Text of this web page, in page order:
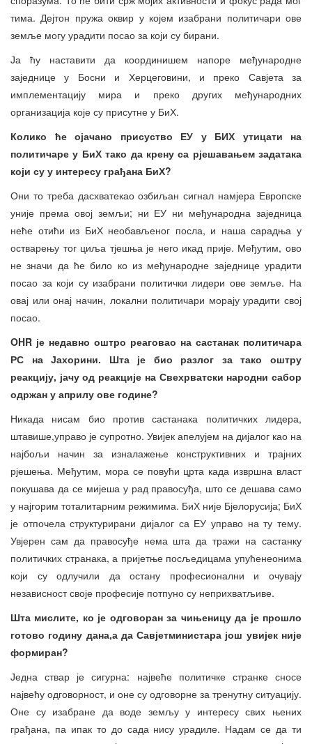
тима. Дејтон пружа оквир у којем изабрани политичари ове
земље могу урадити посао за који су бирани.
Ја ћу наставити да координишем напоре међународне
заједнице у Босни и Херцеговини, и преко Савјета за
имплементацију мира и преко других међународних
организација које су присутне у БиХ.
Колико ће ојачано присуство ЕУ у БИХ утицати на
политичаре у БиХ тако да крену са рјешавањем задатака
који су у интересу грађана БиХ?
Они то треба дасхватекао озбиљан сигнал намјера Европске
уније према овој земљи; ни ЕУ ни међународна заједница
неће отићи из БиХ необављеног посла, и наша сарадња у
остварењу тог циља тјешња је него икад прије. Међутим, ово
не значи да ће било ко из међународне заједнице урадити
посао за који су изабрани политички лидери ове земље. На
овај или онај начин, локални политичари морају урадити свој
посао.
OHR је недавно оштро реаговао на састанак политичара
РС на Јахорини. Шта је био разлог за тако оштру
реакцију, јачу од реакције на Свехрватски народни сабор
одржан у априлу ове године?
Никада нисам био против састанака политичких лидера,
штавише,управо је супротно. Увијек апелујем на дијалог као на
најбољи начин за изналажење конструктивних и трајних
рјешења. Међутим, мора се повући црта када извршна власт
покушава да се мијеша у рад правосуђа, што се дешава само
у најгорим тоталитарним режимима. БиХ није Бјелорусија; БиХ
је отпочела структурирани дијалог са ЕУ управо на ту тему.
Увјерен сам да правосуђе нема шта да тражи на састанку
политичких странака, а пријетње посљедицама упућенеонима
који су одлучили да остану професионални и очувају
независност своје професије потпуно су неприхватљиве.
Шта мислите, ко је одговоран за чињеницу да је прошло
готово годину дана,а даСавјетминистара још увијек није
формиран?
Једна ствар је сигурна: највеће политичке странке сносе
највећу одговорност, и оне су одговорне за тренутну ситуацију.
Оне су изабране да воде земљу у интересу свих њених
грађана, па ипак то до сада нису урадиле. Надам се да ти